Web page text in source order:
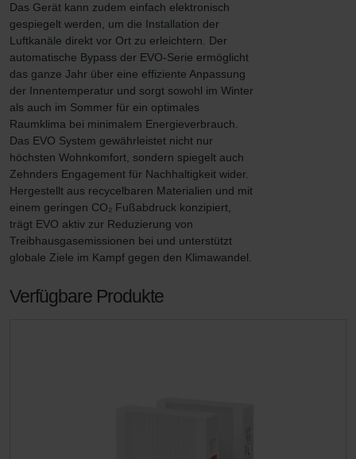
Das Gerät kann zudem einfach elektronisch
gespiegelt werden, um die Installation der
Luftkanäle direkt vor Ort zu erleichtern. Der
automatische Bypass der EVO-Serie ermöglicht
das ganze Jahr über eine effiziente Anpassung
der Innentemperatur und sorgt sowohl im Winter
als auch im Sommer für ein optimales
Raumklima bei minimalem Energieverbrauch.
Das EVO System gewährleistet nicht nur
höchsten Wohnkomfort, sondern spiegelt auch
Zehnders Engagement für Nachhaltigkeit wider.
Hergestellt aus recycelbaren Materialien und mit
einem geringen CO₂ Fußabdruck konzipiert,
trägt EVO aktiv zur Reduzierung von
Treibhausgasemissionen bei und unterstützt
globale Ziele im Kampf gegen den Klimawandel.
Verfügbare Produkte